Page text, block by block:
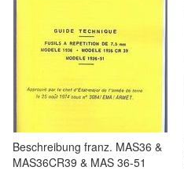
Beschreibung franz. MAS36 &
MAS36CR39 & MAS 36-51